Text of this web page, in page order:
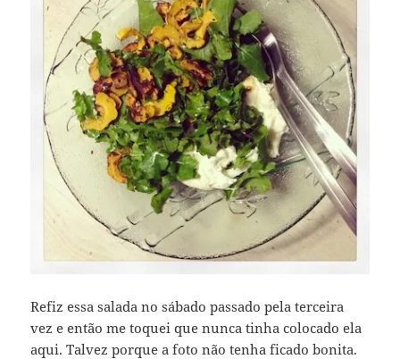
Refiz essa salada no sábado passado pela terceira
vez e então me toquei que nunca tinha colocado ela
aqui. Talvez porque a foto não tenha ficado bonita.